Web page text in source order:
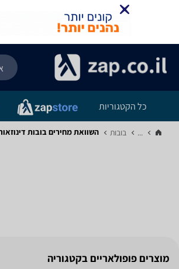
כל הקטגוריות
... בובות‏ השוואת מחירים בובות
מוצרים פופולאריים בקטגוריה